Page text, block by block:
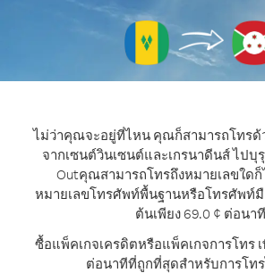
ไม่ว่าคุณจะอยู่ที่ไหน คุณก็สามารถโทร
จากเซนต์วินเซนต์และเกรนาดีนส์ ไปบุ
Outคุณสามารถโทรถึงหมายเลขใด
หมายเลขโทรศัพท์พื้นฐานหรือโทรศัพท์มื
ต้นเพียง 69.0 ¢ ต่อนาที
ซื้อแพ็คเกจเครดิตหรือแพ็คเกจการโทร
ต่อนาทีที่ถูกที่สุดสำหรับการโท